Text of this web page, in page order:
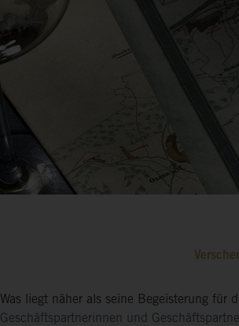
Was liegt näher als seine Begeisterung für
Geschäftspartnerinnen und